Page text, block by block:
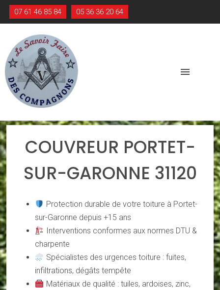
07 61 46 85 84 05 36 36 20 64
menu
COUVREUR PORTET-
SUR-GARONNE 31120
Protection durable de votre toiture à Portet-
sur-Garonne depuis +15 ans
Interventions conformes aux normes DTU &
charpente
Spécialistes des urgences toiture : fuites,
infiltrations, dégâts tempête
Matériaux de qualité : tuiles, ardoises, zinc,